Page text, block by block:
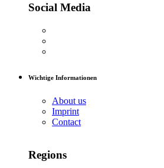
Social Media
Wichtige Informationen
About us
Imprint
Contact
Regions